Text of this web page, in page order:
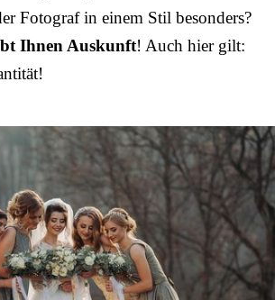
Fotograf in einem Stil besonders?
Ihnen Auskunft! Auch hier gilt: